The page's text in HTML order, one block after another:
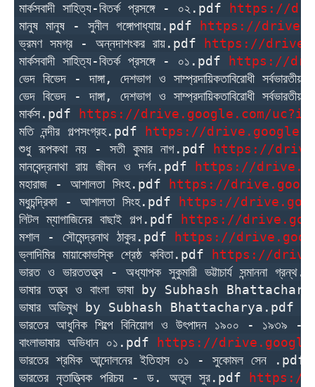
মার্কসবাদী সাহিত্য-বিতর্ক প্রসঙ্গে - ০২.pdf
https://
মানুষ মানুষ - সুনীল গঙ্গোপাধ্যায়.pdf
https://
ভ্রমণ সমগ্র - অন্নদাশংকর রায়.pdf
https://
মার্কসবাদী সাহিত্য-বিতর্ক প্রসঙ্গে - ০১.pdf
https://
ভেদ বিভেদ - দাঙ্গা, দেশভাগ ও সাম্প্রদায়িকতাবিরোধী
ভেদ বিভেদ - দাঙ্গা, দেশভাগ ও সাম্প্রদায়িকতাবিরোধী
মার্কস.pdf
https://drive.google.com/
মতি নন্দীর গল্পসংগ্রহ.pdf
https://
শুধু রূপকথা নয় - সতী কুমার নাগ.pdf
https://
মানবেন্দ্রনাথা রায় জীবন ও দর্শন.pdf
https://
মহারাজ - আশালতা সিংহ.pdf
https://
মধুচন্দ্রিকা - আশালতা সিংহ.pdf
https://
লিটল ম্যাগাজিনের বাছাই গল্প.pdf
https://
মশাল - সৌমেন্দ্রনাথ ঠাকুর.pdf
https://
ভ্লাদিমির মায়াকোভস্কি শ্রেষ্ঠ কবিতা.pdf
https://
ভারত ও ভারততত্ত্ব - অধ্যাপক সুকুমারী ভট্টাচার্য সন্মাননা
ভাষার তত্ত্ব ও বাংলা ভাষা by Subhash
ভাষার অভিমুখ by Subhash Bhattacharya.pdf
ভারতের আধুনিক শিল্পে বিনিয়োগ ও উৎপাদন ১৯০০ - ১৯৩৯
বাংলাভাষার অভিধান ০১.pdf
https://
ভারতের শ্রমিক আন্দোলনের ইতিহাস ০১ - সুকোমল সেন .pdf
ভারতের নৃতাত্ত্বিক পরিচয় - ড. অতুল সুর.pdf
https://